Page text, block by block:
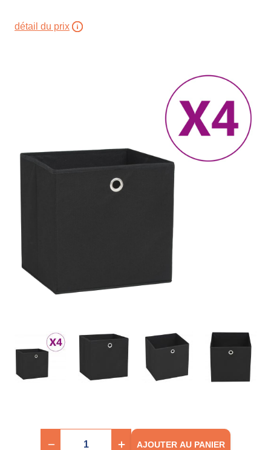
détail du prix
AJOUTER AU PANIER